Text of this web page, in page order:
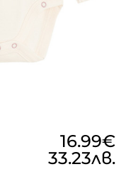
16.99€
33.23лв.